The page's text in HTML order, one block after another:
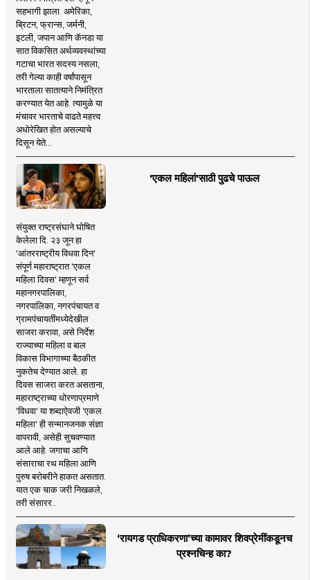
सहभागी झाला. अमेरिका,
ब्रिटन, फ्रान्स, जर्मनी,
इटली, जपान आणि कॅनडा या
सात विकसित अर्थव्यवस्थांच्या
गटाचा भारत सदस्य नसला,
तरी गेल्या काही वर्षांपासून
भारताला सातत्याने निमंत्रित
करण्यात येत आहे. त्यामुळे या
मंचावर भारताचे वाढते महत्त्व
अधोरेखित होत असल्याचे
दिसून येते...
'एकल महिलां'साठी पुढचे पाऊल
संयुक्त राष्ट्रसंघाने घोषित
केलेला दि. २३ जून हा
'आंतरराष्ट्रीय विधवा दिन'
संपूर्ण महाराष्ट्रात 'एकल
महिला दिवस' म्हणून सर्व
महानगरपालिका,
नगरपालिका, नगरपंचायत व
ग्रामपंचायतींमध्येदेखील
साजरा करावा, असे निर्देश
राज्याच्या महिला व बाल
विकास विभागाच्या बैठकीत
नुकतेच देण्यात आले. हा
दिवस साजरा करत असताना,
महाराष्ट्राच्या धोरणाप्रमाणे
'विधवा' या शब्दाऐवजी 'एकल
महिला' ही सन्मानजनक संज्ञा
वापरावी, असेही सुचवण्यात
आले आहे. जगाचा आणि
संसाराचा रथ महिला आणि
पुरुष बरोबरीने हाकत असतात.
यात एक चाक जरी निखळले,
तरी संसारर..
‘रायगड प्राधिकरणा’च्या कामावर शिवप्रेमींकडूनच
प्रश्नचिन्ह का?